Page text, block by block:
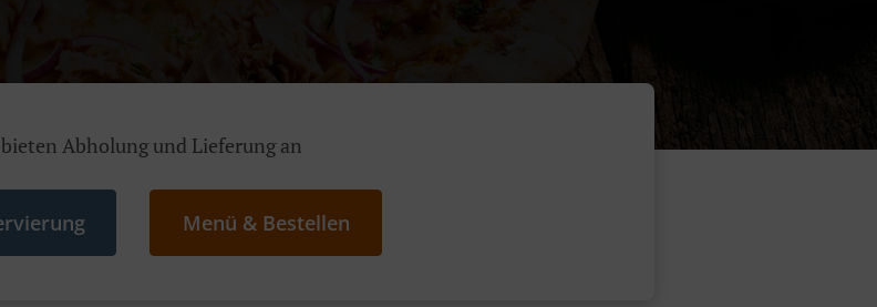
Abholung und Lieferung an
Menü & Bestellen